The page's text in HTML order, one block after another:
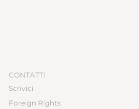
CONTATTI
Scrivici
Foreign Rights